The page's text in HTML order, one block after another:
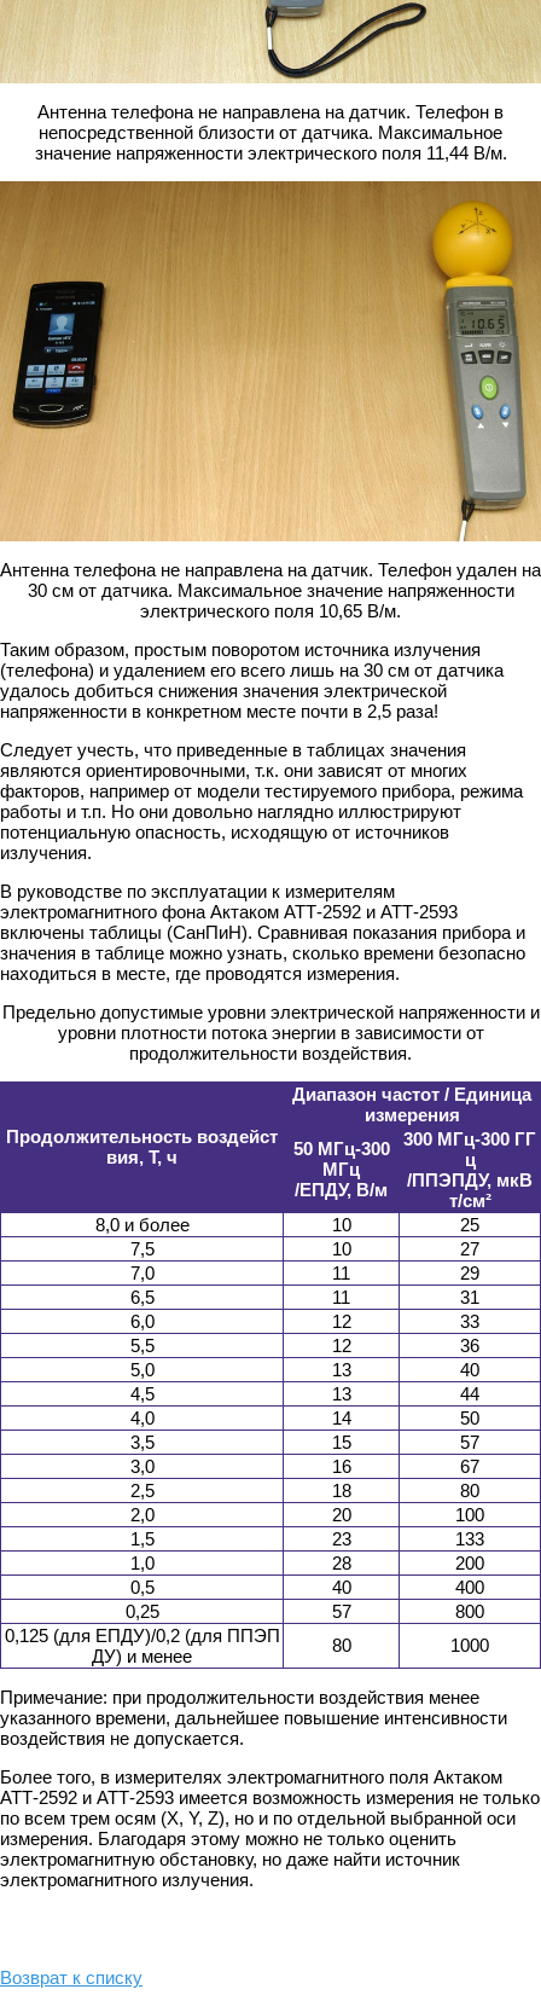
Антенна телефона не направлена на датчик. Телефон в
непосредственной близости от датчика. Максимальное
значение напряженности электрического поля 11,44 В/м.
Антенна телефона не направлена на датчик. Телефон удален на
30 см от датчика. Максимальное значение напряженности
электрического поля 10,65 В/м.
Таким образом, простым поворотом источника излучения
(телефона) и удалением его всего лишь на 30 см от датчика
удалось добиться снижения значения электрической
напряженности в конкретном месте почти в 2,5 раза!
Следует учесть, что приведенные в таблицах значения
являются ориентировочными, т.к. они зависят от многих
факторов, например от модели тестируемого прибора, режима
работы и т.п. Но они довольно наглядно иллюстрируют
потенциальную опасность, исходящую от источников
излучения.
В руководстве по эксплуатации к измерителям
электромагнитного фона Актаком АТТ-2592 и АТТ-2593
включены таблицы (СанПиН). Сравнивая показания прибора и
значения в таблице можно узнать, сколько времени безопасно
находиться в месте, где проводятся измерения.
Предельно допустимые уровни электрической напряженности и
уровни плотности потока энергии в зависимости от
продолжительности воздействия.
Продолжительность воздейст
вия, Т, ч
Диапазон частот / Единица
измерения
50 МГц-300
МГц
/EПДУ, В/м
300 МГц-300 ГГ
ц
/ППЭПДУ, мкВ
т/см²
8,0 и более
10
25
7,5
10
27
7,0
11
29
6,5
11
31
6,0
12
33
5,5
12
36
5,0
13
40
4,5
13
44
4,0
14
50
3,5
15
57
3,0
16
67
2,5
18
80
2,0
20
100
1,5
23
133
1,0
28
200
0,5
40
400
0,25
57
800
0,125 (для EПДУ)/0,2 (для ППЭП
ДУ) и менее
80 1000
Примечание: при продолжительности воздействия менее
указанного времени, дальнейшее повышение интенсивности
воздействия не допускается.
Более того, в измерителях электромагнитного поля Актаком
АТТ-2592 и АТТ-2593 имеется возможность измерения не только
по всем трем осям (X, Y, Z), но и по отдельной выбранной оси
измерения. Благодаря этому можно не только оценить
электромагнитную обстановку, но даже найти источник
электромагнитного излучения.
Возврат к списку